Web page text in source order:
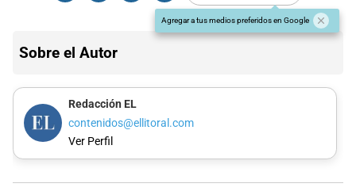
Agregar a tus medios preferidos en Google
Sobre el Autor
Redacción EL
contenidos@ellitoral.com
Ver Perfil